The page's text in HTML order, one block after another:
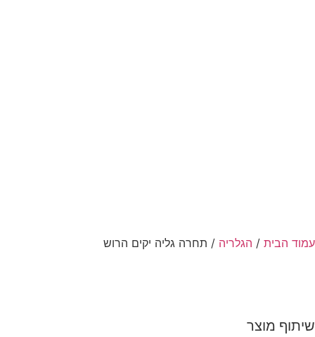
הבית/ הגלריה/ תחרה גליה יקים הרוש
מוצר